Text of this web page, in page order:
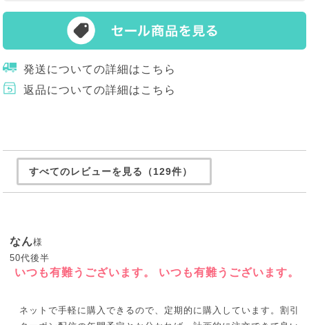
発送についての詳細はこちら
返品についての詳細はこちら
すべてのレビューを見る（129件）
なん様
50代後半
いつも有難うございます。 いつも有難うございます。
ネットで手軽に購入できるので、定期的に購入しています。割引